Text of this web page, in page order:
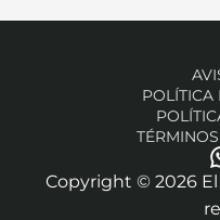
Copyright © 2026
POLÍTICA